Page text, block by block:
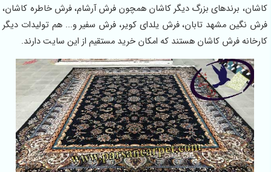
کاشان، برندهای بزرگ دیگر کاشان همچون فرش آرشام، فرش خاطره کاشان،
فرش نگین مشهد تابان، فرش یلدای کویر، فرش سفیر و... هم تولیدات دیگر
کارخانه فرش کاشان هستند که امکان خرید مستقیم از این سایت دارند.